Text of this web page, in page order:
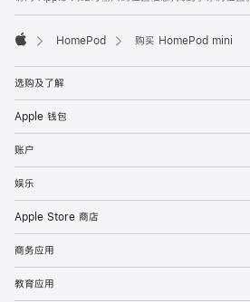
HomePod 购买 HomePod mini
选购及了解
Apple 钱包
账户
娱乐
Apple Store 商店
商务应用
教育应用